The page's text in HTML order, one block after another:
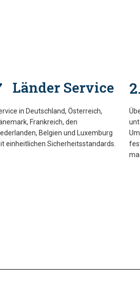
Länder Service
in Deutschland, Österreich,
Frankreich, den
Belgien und Luxemburg
einheitlichen Sicherheitsstandards.